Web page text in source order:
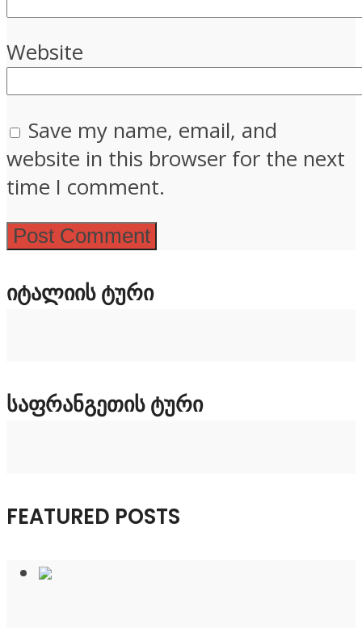
Website
Save my name, email, and
website in this browser for the next
time I comment.
ᲘᲢᲐᲚᲘᲘᲡ ᲢᲣᲠᲘ
ᲡᲐᲤᲠᲐᲜᲒᲔᲗᲘᲡ ᲢᲣᲠᲘ
FEATURED POSTS